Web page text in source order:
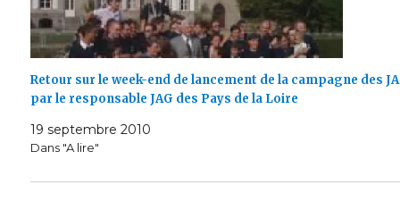
Retour sur le week-end de lancement de la campagne des
par le responsable JAG des Pays de la Loire
19 septembre 2010
Dans "A lire"